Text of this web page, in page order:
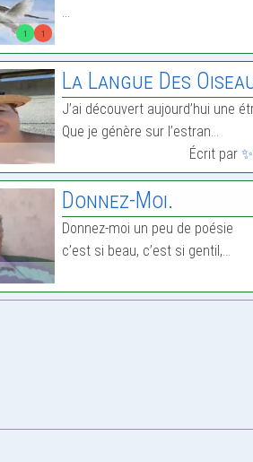
1 1
…
La Langue Des
J’ai découvert aujourd’hui une
Que je génère sur l’estran…
Écrit par
Donnez-Moi.
Donnez-moi un peu de poésie
c’est si beau, c’est si gentil,…